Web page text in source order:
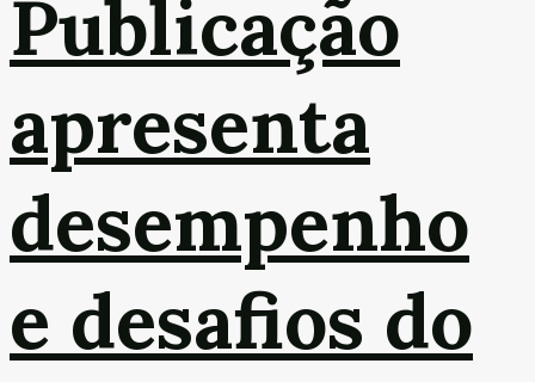
Publicação
apresenta
desempenho
e desafios do